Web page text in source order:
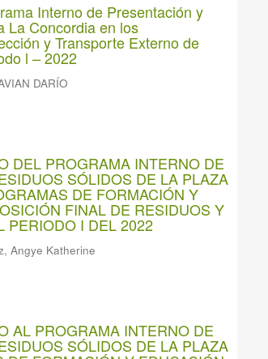
Interno de Presentación y
La Concordia en los
y Transporte Externo de
l – 2022
DARÍO
DEL PROGRAMA INTERNO DE
SÓLIDOS DE LA PLAZA
DE FORMACIÓN Y
FINAL DE RESIDUOS Y
PERIODO I DEL 2022
Angye Katherine
AL PROGRAMA INTERNO DE
SÓLIDOS DE LA PLAZA